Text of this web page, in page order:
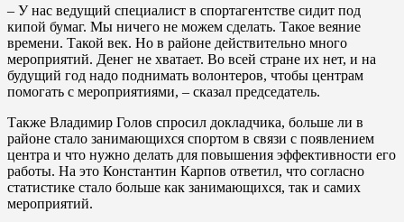
– У нас ведущий специалист в спортагентстве сидит под
кипой бумаг. Мы ничего не можем сделать. Такое веяние
времени. Такой век. Но в районе действительно много
мероприятий. Денег не хватает. Во всей стране их нет, и на
будущий год надо поднимать волонтеров, чтобы центрам
помогать с мероприятиями, – сказал председатель.
Также Владимир Голов спросил докладчика, больше ли в
районе стало занимающихся спортом в связи с появлением
центра и что нужно делать для повышения эффективности его
работы. На это Константин Карпов ответил, что согласно
статистике стало больше как занимающихся, так и самих
мероприятий.